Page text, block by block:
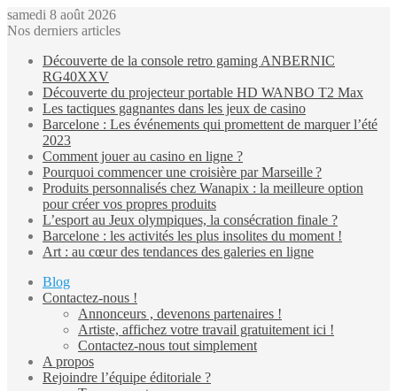
samedi 8 août 2026
Nos derniers articles
Découverte de la console retro gaming ANBERNIC
RG40XXV
Découverte du projecteur portable HD WANBO T2 Max
Les tactiques gagnantes dans les jeux de casino
Barcelone : Les événements qui promettent de marquer l’été
2023
Comment jouer au casino en ligne ?
Pourquoi commencer une croisière par Marseille ?
Produits personnalisés chez Wanapix : la meilleure option
pour créer vos propres produits
L’esport au Jeux olympiques, la consécration finale ?
Barcelone : les activités les plus insolites du moment !
Art : au cœur des tendances des galeries en ligne
Blog
Contactez-nous !
Annonceurs , devenons partenaires !
Artiste, affichez votre travail gratuitement ici !
Contactez-nous tout simplement
A propos
Rejoindre l’équipe éditoriale ?